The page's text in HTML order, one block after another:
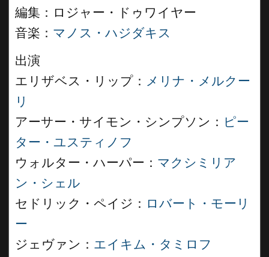
編集：ロジャー・ドゥワイヤー
音楽： マノス・ハジダキス
出演
エリザベス・リップ： メリナ・メルクー
リ
アーサー・サイモン・シンプソン： ピー
ター・ユスティノフ
ウォルター・ハーパー： マクシミリア
ン・シェル
セドリック・ペイジ： ロバート・モーリ
ー
ジェヴァン： エイキム・タミロフ